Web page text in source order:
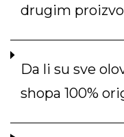
drugim
Da li su sve
shopa 100%